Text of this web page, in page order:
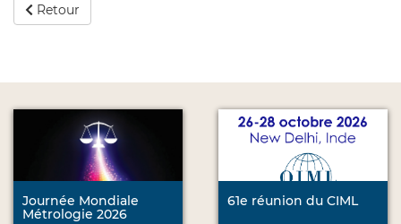
Retour
Journée Mondiale
Métrologie 2026
61e réunion du CIML